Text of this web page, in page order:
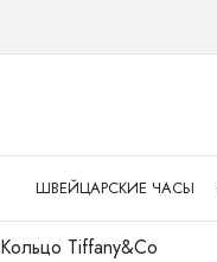
ШВЕЙЦАРСКИЕ ЧАСЫ
Кольцо Tiffany&Co